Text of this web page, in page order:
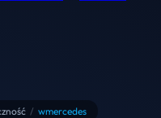
/ wmercedes